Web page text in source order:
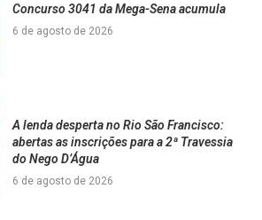
Concurso 3041 da Mega-Sena acumula
6 de agosto de 2026
A lenda desperta no Rio São Francisco:
abertas as inscrições para a 2ª Travessia
do Nego D’Água
6 de agosto de 2026